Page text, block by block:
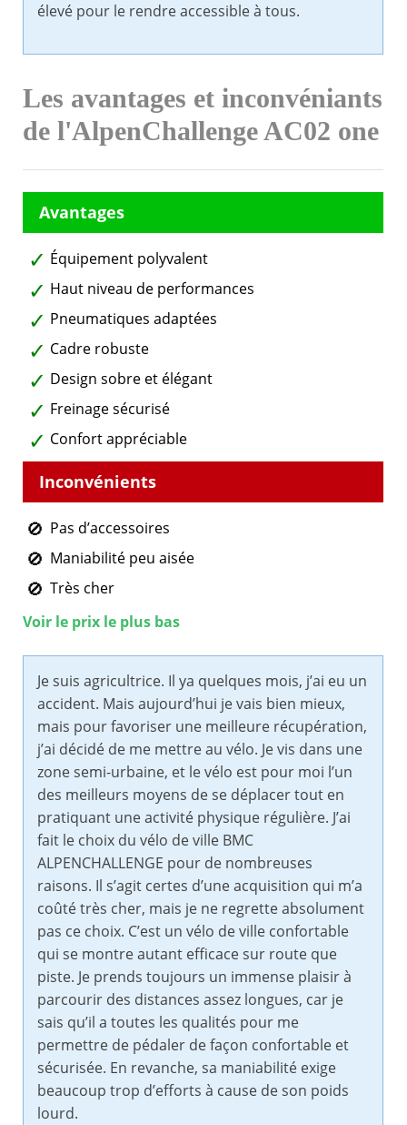
élevé pour le rendre accessible à tous.
Les avantages et inconvéniants
de l'AlpenChallenge AC02 one
Équipement polyvalent
Haut niveau de performances
Pneumatiques adaptées
Cadre robuste
Design sobre et élégant
Freinage sécurisé
Confort appréciable
Pas d’accessoires
Maniabilité peu aisée
Très cher
Voir le prix le plus bas
Je suis agricultrice. Il ya quelques mois, j’ai eu un
accident. Mais aujourd’hui je vais bien mieux,
mais pour favoriser une meilleure récupération,
j’ai décidé de me mettre au vélo. Je vis dans une
zone semi-urbaine, et le vélo est pour moi l’un
des meilleurs moyens de se déplacer tout en
pratiquant une activité physique régulière. J’ai
fait le choix du vélo de ville BMC
ALPENCHALLENGE pour de nombreuses
raisons. Il s’agit certes d’une acquisition qui m’a
coûté très cher, mais je ne regrette absolument
pas ce choix. C’est un vélo de ville confortable
qui se montre autant efficace sur route que
piste. Je prends toujours un immense plaisir à
parcourir des distances assez longues, car je
sais qu’il a toutes les qualités pour me
permettre de pédaler de façon confortable et
sécurisée. En revanche, sa maniabilité exige
beaucoup trop d’efforts à cause de son poids
lourd.